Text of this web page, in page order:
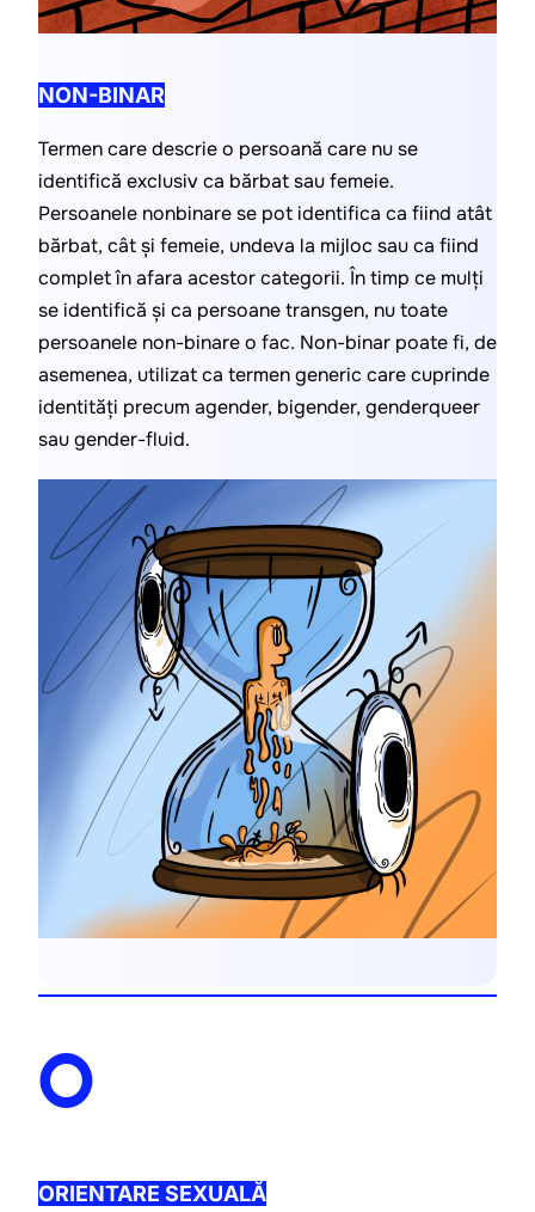
NON-BINAR
Termen care descrie o persoană care nu se
identifică exclusiv ca bărbat sau femeie.
Persoanele nonbinare se pot identifica ca fiind atât
bărbat, cât și femeie, undeva la mijloc sau ca fiind
complet în afara acestor categorii. În timp ce mulți
se identifică și ca persoane transgen, nu toate
persoanele non-binare o fac. Non-binar poate fi, de
asemenea, utilizat ca termen generic care cuprinde
identități precum agender, bigender, genderqueer
sau gender-fluid.
O
ORIENTARE SEXUALĂ